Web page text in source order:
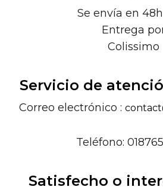
Se envía en
Entrega
Colissimo
Servicio de
Correo electrónico :
Teléfono:
Satisfecho o